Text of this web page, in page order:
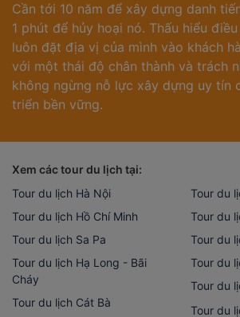
Cần tới 10 năm để xây dựng danh
1 phút để hủy hoại nó. Thấu hiểu
luôn đặt địa vị của mình vào khách
với một thái độ chân thành và trách
không ngừng nỗ lực xây dựng uy tín
triển bền vững.
Xem các tour du lịch tại:
Tour du lịch Hà Nội
Tour du lịch Hồ Chí Minh
Tour du lịch Sa Pa
Tour du lịch Hạ Long - Bãi
Cháy
Tour du lịch Cát Bà
Tour du
Tour du
Tour du
Tour du
Tour du
Tour du